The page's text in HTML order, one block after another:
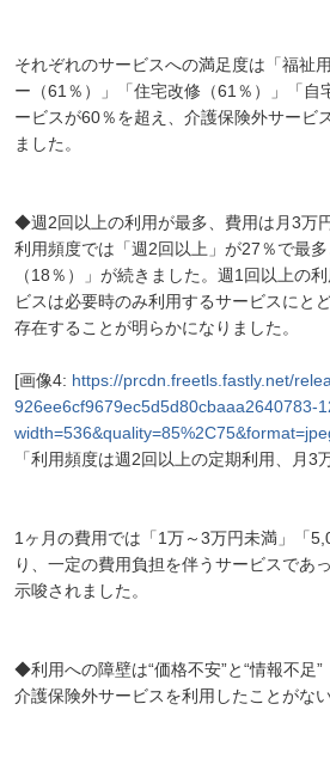
それぞれのサービスへの満足度は「福祉
ー（61％）」「住宅改修（61％）」「
ービスが60％を超え、介護保険外サービ
ました。
◆週2回以上の利用が最多、費用は月3万
利用頻度では「週2回以上」が27％で最
（18％）」が続きました。週1回以上の
ビスは必要時のみ利用するサービスにと
存在することが明らかになりました。
[画像4: https://prcdn.freetls.fastly.net/
926ee6cf9679ec5d5d80cbaaa2640783-
「利用頻度は週2回以上の定期利用、月3
1ヶ月の費用では「1万～3万円未満」「
り、一定の費用負担を伴うサービスであ
示唆されました。
◆利用への障壁は“価格不安”と“情報不足”
介護保険外サービスを利用したことがな